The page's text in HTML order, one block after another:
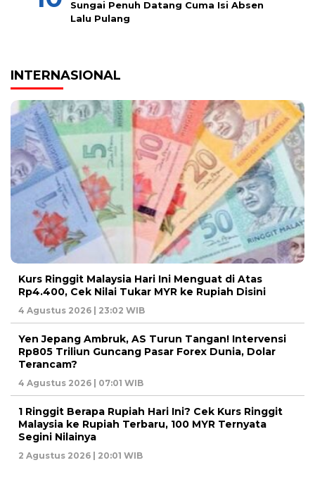
Sungai Penuh Datang Cuma Isi Absen
Lalu Pulang
INTERNASIONAL
Kurs Ringgit Malaysia Hari Ini Menguat di Atas
Rp4.400, Cek Nilai Tukar MYR ke Rupiah Disini
4 Agustus 2026 | 23:02 WIB
Yen Jepang Ambruk, AS Turun Tangan! Intervensi
Rp805 Triliun Guncang Pasar Forex Dunia, Dolar
Terancam?
4 Agustus 2026 | 07:01 WIB
1 Ringgit Berapa Rupiah Hari Ini? Cek Kurs Ringgit
Malaysia ke Rupiah Terbaru, 100 MYR Ternyata
Segini Nilainya
2 Agustus 2026 | 20:01 WIB